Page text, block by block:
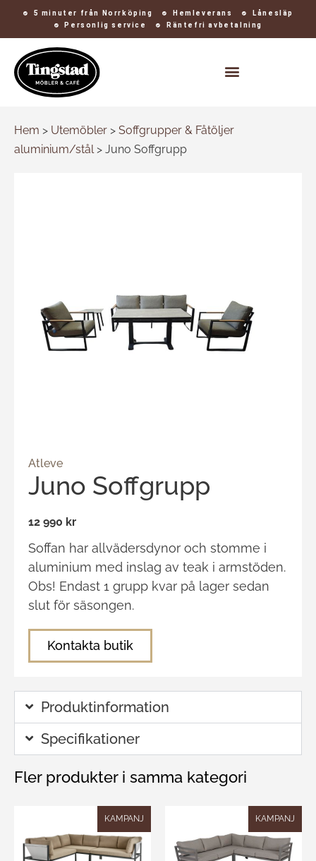
5 minuter från Norrköping Hemleverans
Lånesläp
Personlig service
Räntefri avbetalning
Hem > Utemöbler > Soffgrupper & Fåtöljer
aluminium/stål> Juno Soffgrupp
Atleve
Juno Soffgrupp
12 990 kr
Soffan har allvädersdynor och stomme i
aluminium med inslag av teak i armstöden.
Obs! Endast 1 grupp kvar på lager sedan
slut för säsongen.
Kontakta butik
Produktinformation
Specifikationer
Fler produkter i samma kategori
KAMPANJ KAMPANJ